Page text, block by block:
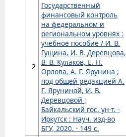
2
Государственный
финансовый контроль
на федеральном и
региональном уровнях :
учебное пособие / И. В.
Гущина, И. В. Деревцова,
В. В. Кулаков, Е. Н.
Орлова, А. Г. Ярунина ;
под общей редакцией А.
Г. Яруниной, И. В.
Деревцовой ;
Байкальский гос. ун-т. -
Иркутск : Науч. изд-во
БГУ, 2020. - 149 с.